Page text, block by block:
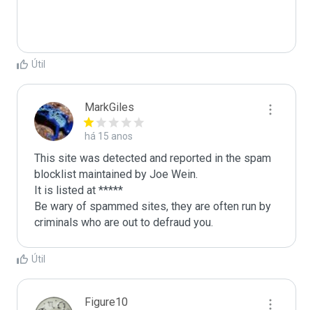
Útil
MarkGiles
há 15 anos
This site was detected and reported in the spam
blocklist maintained by Joe Wein.
It is listed at *****
Be wary of spammed sites, they are often run by
criminals who are out to defraud you.
Útil
Figure10